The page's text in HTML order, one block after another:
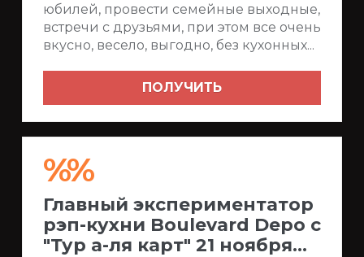
юбилей, провести семейные выходные,
встречи с друзьями, при этом все очень
вкусно, весело, выгодно, без кухонных...
ПОЛУЧИТЬ
%%
Главный экспериментатор
рэп-кухни Boulevard Depo с
"Тур а-ля карт" 21 ноября...